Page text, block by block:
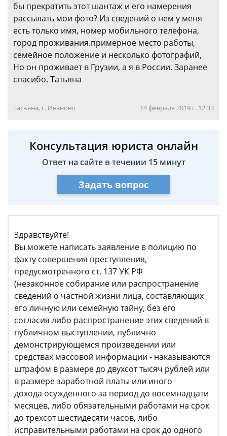
бы прекратить этот шантаж и его намерения
рассылать мои фото? Из сведений о нем у меня
есть только имя, номер мобильного телефона,
город проживания.примерное место работы,
семейное положение и несколько фотографий,
Но он проживает в Грузии, а я в России. Заранее
спасибо. Татьяна
Татьяна, г. Иваново 14 февраля 2019 г. 12:33
Консультация юриста онлайн
Ответ на сайте в течении 15 минут
Задать вопрос
Здравствуйте!
Вы можете написать заявление в полицию по
факту совершения преступления,
предусмотренного ст. 137 УК РФ
(незаконное собирание или распространение
сведений о частной жизни лица, составляющих
его личную или семейную тайну, без его
согласия либо распространение этих сведений в
публичном выступлении, публично
демонстрирующемся произведении или
средствах массовой информации - наказываются
штрафом в размере до двухсот тысяч рублей или
в размере заработной платы или иного
дохода осужденного за период до восемнадцати
месяцев, либо обязательными работами на срок
до трехсот шестидесяти часов, либо
исправительными работами на срок до одного